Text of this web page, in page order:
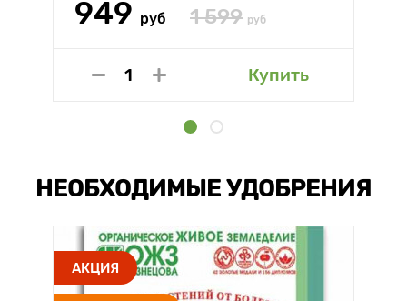
949 руб 1 599 руб
Купить
НЕОБХОДИМЫЕ УДОБРЕНИЯ
АКЦИЯ